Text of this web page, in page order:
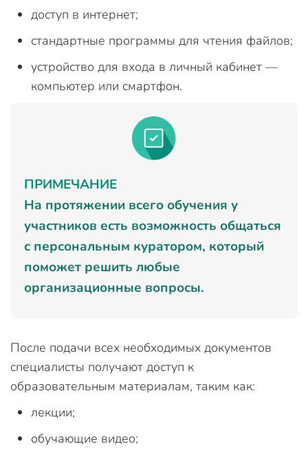
доступ в интернет;
стандартные программы для чтения файлов;
устройство для входа в личный кабинет —
компьютер или смартфон.
ПРИМЕЧАНИЕ
На протяжении всего обучения у
участников есть возможность общаться
с персональным куратором, который
поможет решить любые
организационные вопросы.
После подачи всех необходимых документов
специалисты получают доступ к
образовательным материалам, таким как:
лекции;
обучающие видео;